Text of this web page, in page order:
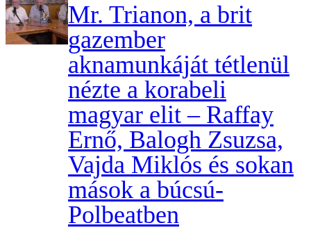
Mr. Trianon, a brit
gazember
aknamunkáját tétlenül
nézte a korabeli
magyar elit – Raffay
Ernő, Balogh Zsuzsa,
Vajda Miklós és sokan
mások a búcsú-
Polbeatben